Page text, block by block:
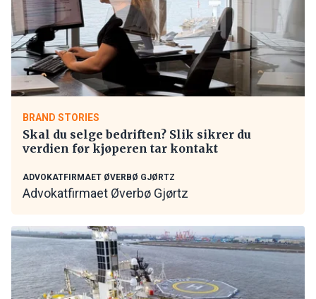
BRAND STORIES
Skal du selge bedriften? Slik sikrer du
verdien før kjøperen tar kontakt
ADVOKATFIRMAET ØVERBØ GJØRTZ
Advokatfirmaet Øverbø Gjørtz